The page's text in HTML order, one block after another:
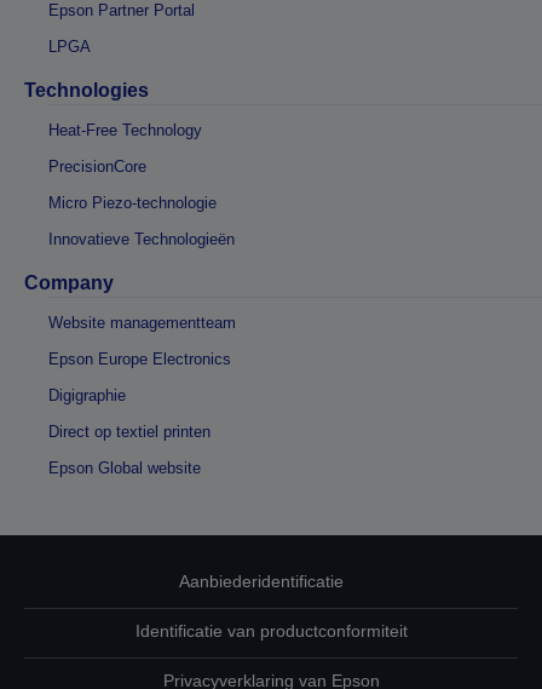
Epson Partner Portal
LPGA
Technologies
Heat-Free Technology
PrecisionCore
Micro Piezo-technologie
Innovatieve Technologieën
Company
Website managementteam
Epson Europe Electronics
Digigraphie
Direct op textiel printen
Epson Global website
Aanbiederidentificatie
Identificatie van productconformiteit
Privacyverklaring van Epson